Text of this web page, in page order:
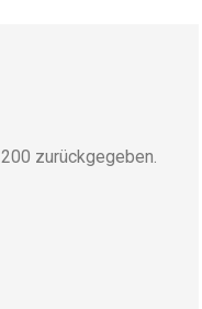
zurückgegeben.